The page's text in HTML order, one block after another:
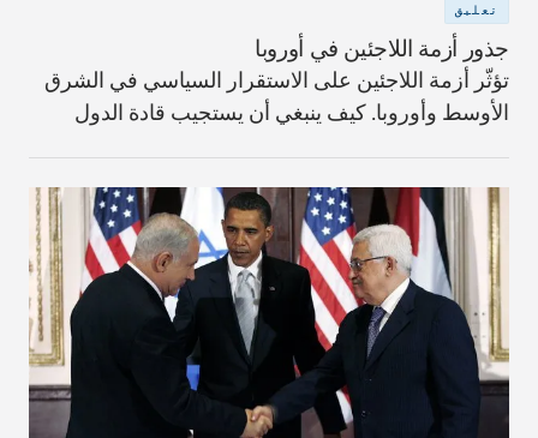
تعليق
جذور أزمة اللاجئين في أوروبا
تؤثّر أزمة اللاجئين على الاستقرار السياسي في الشرق
الأوسط وأوروبا. كيف ينبغي أن يستجيب قادة الدول